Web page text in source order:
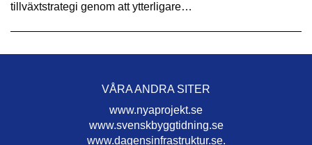
tillväxtstrategi genom att ytterligare…
VÅRA ANDRA SITER
www.nyaprojekt.se
www.svenskbyggtidning.se
www.dagensinfrastruktur.se.